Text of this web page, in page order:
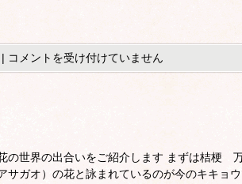
| コメントを受け付けていません
の世界の出合いをご紹介します まずは桔梗
サガオ）の花と詠まれているのが今のキキョ